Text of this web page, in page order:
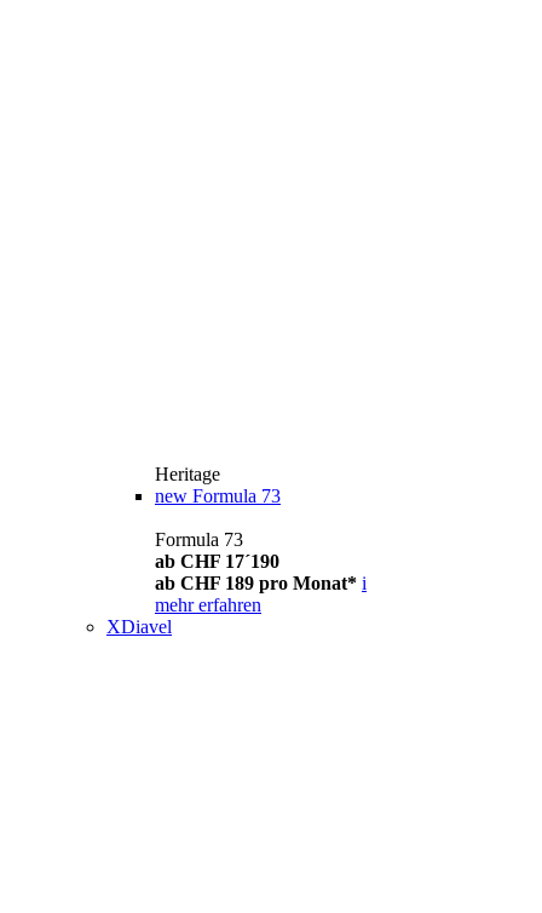
Heritage
new Formula 73
Formula 73
ab CHF 17´190
ab CHF 189 pro Monat* i
mehr erfahren
XDiavel